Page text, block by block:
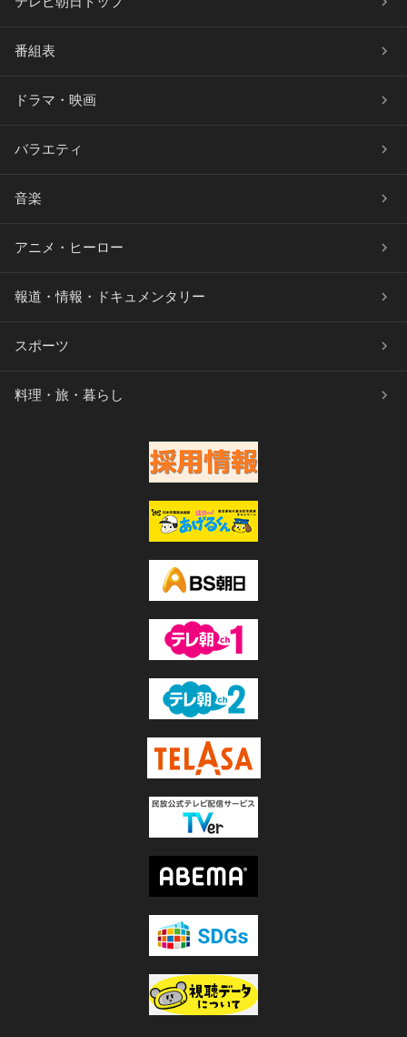
番組表
ドラマ・映画
バラエティ
音楽
アニメ・ヒーロー
報道・情報・ドキュメンタリー
スポーツ
料理・旅・暮らし